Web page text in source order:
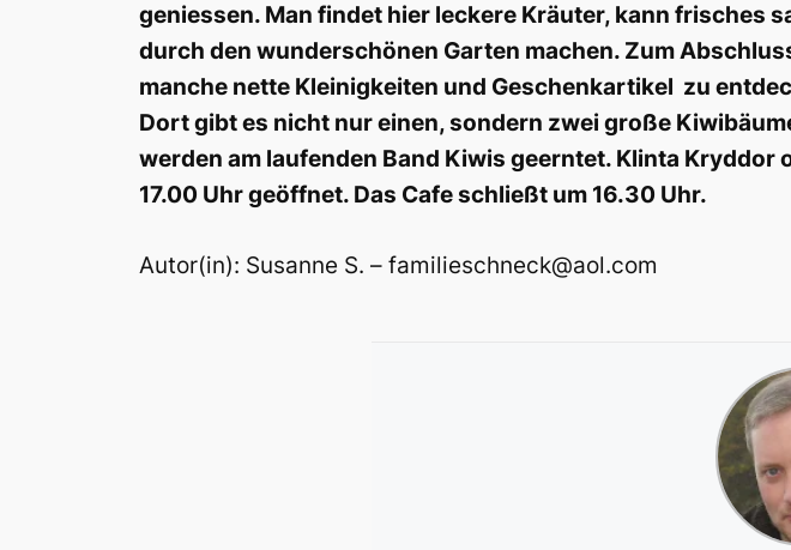
geniessen. Man findet hier leckere Kräuter, kann frisches
durch den wunderschönen Garten machen. Zum
manche nette Kleinigkeiten und Geschenkartikel zu
Dort gibt es nicht nur einen, sondern zwei große
werden am laufenden Band Kiwis geerntet. Klinta
17.00 Uhr geöffnet. Das Cafe schließt um 16.30 Uhr.
Autor(in): Susanne S. – familieschneck@aol.com